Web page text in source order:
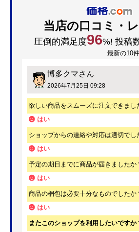
当店の口コミ・
圧倒的満足度96%! 投稿
最新の10
博多クマさん
2026年7月25日 09:28
欲しい商品をスムーズに注文できまし
はい
ショップからの連絡や対応は適切でし
はい
予定の期日までに商品が届きましたか
はい
商品の梱包は必要十分なものでしたか
はい
またこのショップを利用したいですか